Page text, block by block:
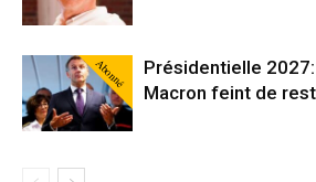
Abonné
Présidentielle
Macron feint de